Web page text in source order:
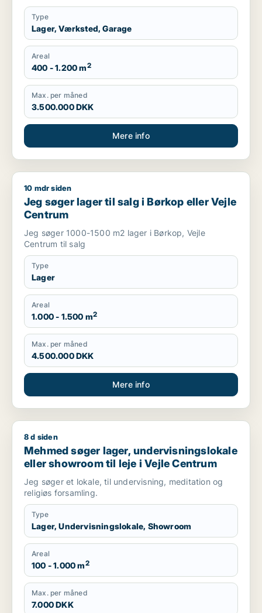
Type
Lager, Værksted, Garage
Areal
400 - 1.200 m2
Max. per måned
3.500.000 DKK
Mere info
Jeg søger lager til salg i Børkop eller Vejle Centrum
10 mdr siden
Jeg søger lager til salg i Børkop eller Vejle
Centrum
Jeg søger 1000-1500 m2 lager i Børkop, Vejle
Centrum til salg
Type
Lager
Areal
1.000 - 1.500 m2
Max. per måned
4.500.000 DKK
Mere info
Mehmed søger lager, undervisningslokale eller showroom til
8 d siden
Mehmed søger lager, undervisningslokale
eller showroom til leje i Vejle Centrum
Jeg søger et lokale, til undervisning, meditation og
religiøs forsamling.
Type
Lager, Undervisningslokale, Showroom
Areal
100 - 1.000 m2
Max. per måned
7.000 DKK